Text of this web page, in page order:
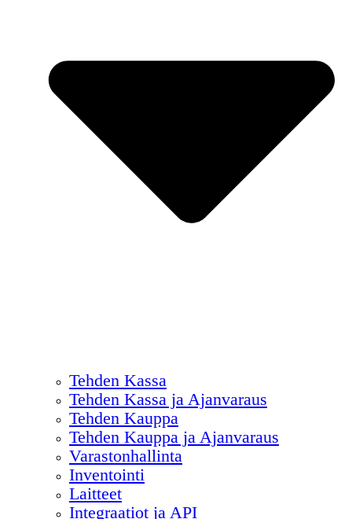
Tehden Kassa
Tehden Kassa ja Ajanvaraus
Tehden Kauppa
Tehden Kauppa ja Ajanvaraus
Varastonhallinta
Inventointi
Laitteet
Integraatiot ja API